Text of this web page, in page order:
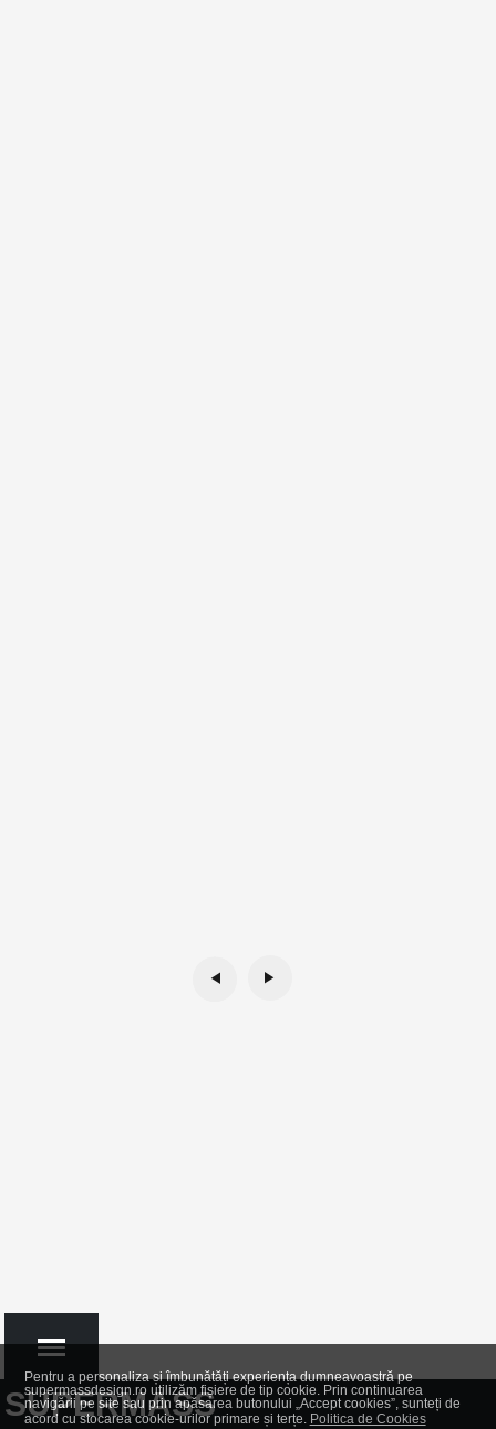
Pentru a personaliza și îmbunătăți experiența dumneavoastră pe
supermassdesign.ro utilizăm fișiere de tip cookie. Prin continuarea
navigării pe site sau prin apăsarea butonului „Accept cookies”, sunteți de
acord cu stocarea cookie-urilor primare și terțe. Politica de Cookies
SUPERMASS